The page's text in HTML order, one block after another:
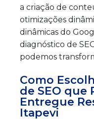
a criação de
otimizações
dinâmicas do
diagnóstico de
podemos
Como
de SEO que
Entregue
Itapevi